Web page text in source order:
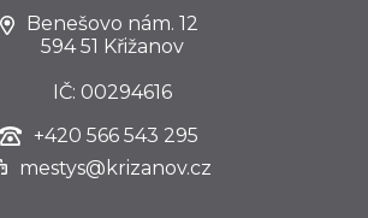
Benešovo nám. 12
594 51 Křižanov
IČ: 00294616
+420 566 543 295
mestys@krizanov.cz